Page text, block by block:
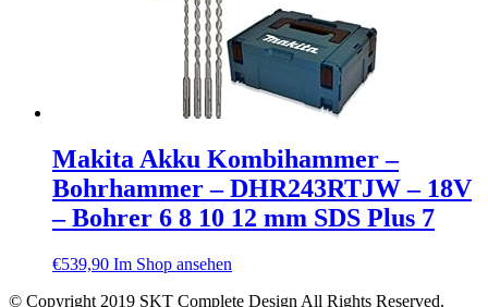
Makita Akku Kombihammer –
Bohrhammer – DHR243RTJW – 18V
– Bohrer 6 8 10 12 mm SDS Plus 7
€539,90 Im Shop ansehen
© Copyright 2019 SKT Complete Design All Rights Reserved.